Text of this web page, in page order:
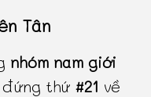
Tân
nhóm nam giới
đứng thứ #21 về